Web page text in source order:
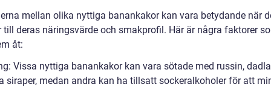
mellan olika nyttiga banankakor kan vara betydande när
till deras näringsvärde och smakprofil. Här är några faktorer
åt:
Vissa nyttiga banankakor kan vara sötade med russin,
siraper, medan andra kan ha tillsatt sockeralkoholer för att